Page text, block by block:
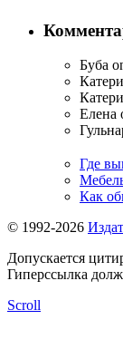
Буба
Елена
Где
Как
© 1992-2026
Допускается
Гиперссылка
Scroll